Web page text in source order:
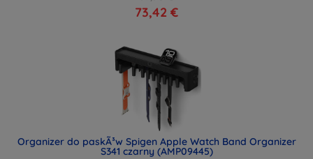
73,42 €
Organizer do paskÃ³w Spigen Apple Watch Band Organizer
S341 czarny (AMP09445)